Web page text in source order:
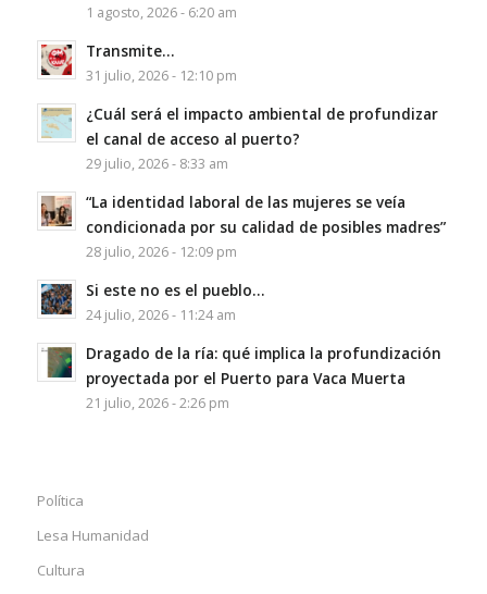
1 agosto, 2026 - 6:20 am
Transmite…
31 julio, 2026 - 12:10 pm
¿Cuál será el impacto ambiental de profundizar
el canal de acceso al puerto?
29 julio, 2026 - 8:33 am
“La identidad laboral de las mujeres se veía
condicionada por su calidad de posibles madres”
28 julio, 2026 - 12:09 pm
Si este no es el pueblo…
24 julio, 2026 - 11:24 am
Dragado de la ría: qué implica la profundización
proyectada por el Puerto para Vaca Muerta
21 julio, 2026 - 2:26 pm
Política
Lesa Humanidad
Cultura